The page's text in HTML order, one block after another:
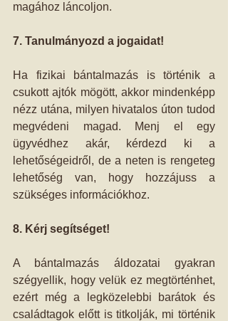
magához láncoljon.
7. Tanulmányozd a jogaidat!
Ha fizikai bántalmazás is történik a
csukott ajtók mögött, akkor mindenképp
nézz utána, milyen hivatalos úton tudod
megvédeni magad. Menj el egy
ügyvédhez akár, kérdezd ki a
lehetőségeidről, de a neten is rengeteg
lehetőség van, hogy hozzájuss a
szükséges információkhoz.
8. Kérj segítséget!
A bántalmazás áldozatai gyakran
szégyellik, hogy velük ez megtörténhet,
ezért még a legközelebbi barátok és
családtagok előtt is titkolják, mi történik